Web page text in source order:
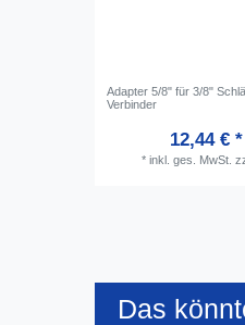
Adapter 5/8" für 3/8"
Verbinder
12,44 € *
* inkl. ges. MwSt.
Das